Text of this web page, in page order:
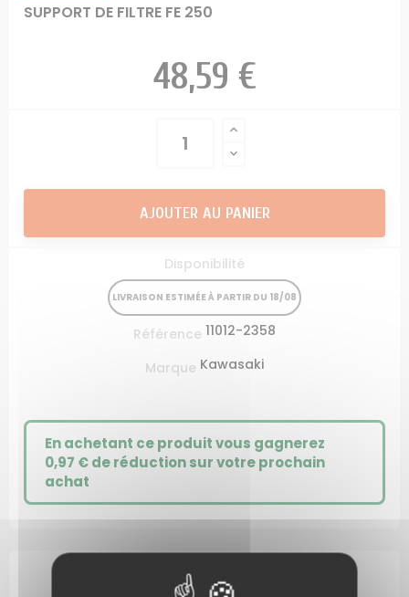
SUPPORT DE FILTRE FE 250
48,59 €
AJOUTER AU PANIER
Disponibilité
LIVRAISON ESTIMÉE À PARTIR DU 18/08
Référence 11012-2358
Marque Kawasaki
En achetant ce produit vous gagnerez
0,97 €de réduction sur votre prochain
achat